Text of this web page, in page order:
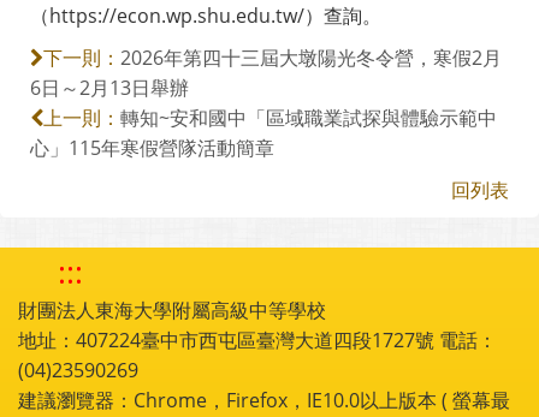
（https://econ.wp.shu.edu.tw/）查詢。
下一則： 2026年第四十三屆大墩陽光冬令營，寒假2月
6日～2月13日舉辦
上一則： 轉知~安和國中「區域職業試探與體驗示範中
心」115年寒假營隊活動簡章
回列表
:::
財團法人東海大學附屬高級中等學校
地址：407224臺中市西屯區臺灣大道四段1727號 電話：
(04)23590269
建議瀏覽器：Chrome，Firefox，IE10.0以上版本 ( 螢幕最